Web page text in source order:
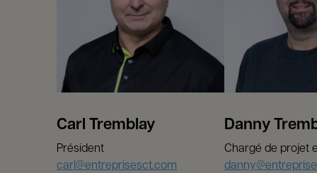
Carl Tremblay
Président
carl@entreprisesct.com
Danny
Chargé de projet